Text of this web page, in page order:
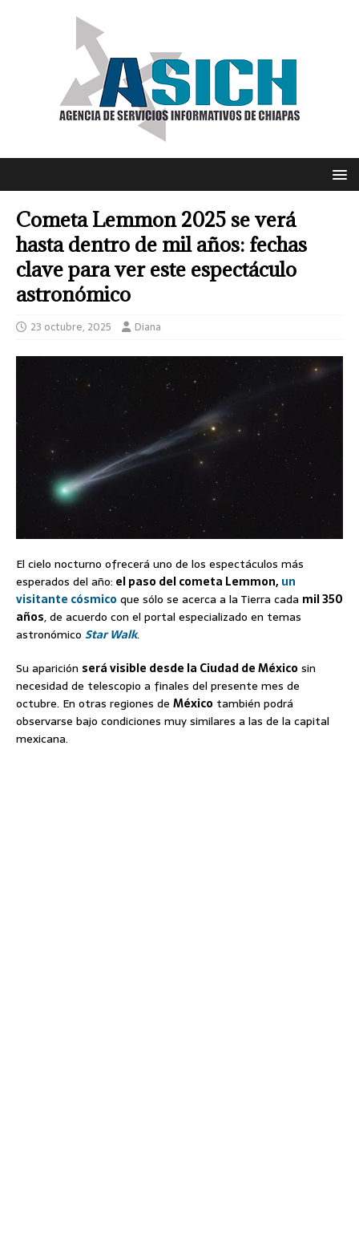
Cometa Lemmon 2025 se verá
hasta dentro de mil años: fechas
clave para ver este espectáculo
astronómico
23 octubre, 2025 Diana
El cielo nocturno ofrecerá uno de los espectáculos más
esperados del año: el paso del cometa Lemmon, un
visitante cósmico que sólo se acerca a la Tierra cada mil 350
años, de acuerdo con el portal especializado en temas
astronómico Star Walk.
Su aparición será visible desde la Ciudad de México sin
necesidad de telescopio a finales del presente mes de
octubre. En otras regiones de México también podrá
observarse bajo condiciones muy similares a las de la capital
mexicana.